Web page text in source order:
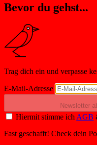
Bevor du gehst...
Trag dich ein und verpasse
E-Mail-Adresse
Newsletter
Hiermit stimme ich AGB
Fast geschafft! Check dein